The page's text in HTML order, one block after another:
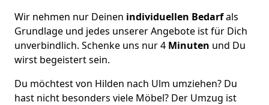
Wir nehmen nur Deinen individuellen Bedarfals
Grundlage und jedes unserer Angebote ist für Dich
unverbindlich. Schenke uns nur 4 Minuten und Du
wirst begeistert sein.
Du möchtest von Hilden nach Ulm umziehen? Du
hast nicht besonders viele Möbel? Der Umzug ist